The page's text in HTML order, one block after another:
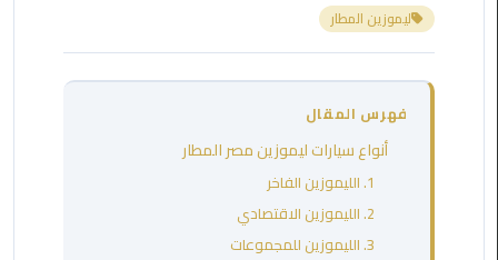
ليموزين
ليموزين المطار
فهرس المقال
أنواع سيارات ليموزين مصر المطار
1. الليموزين الفاخر
2. الليموزين الاقتصادي
3. الليموزين للمجموعات